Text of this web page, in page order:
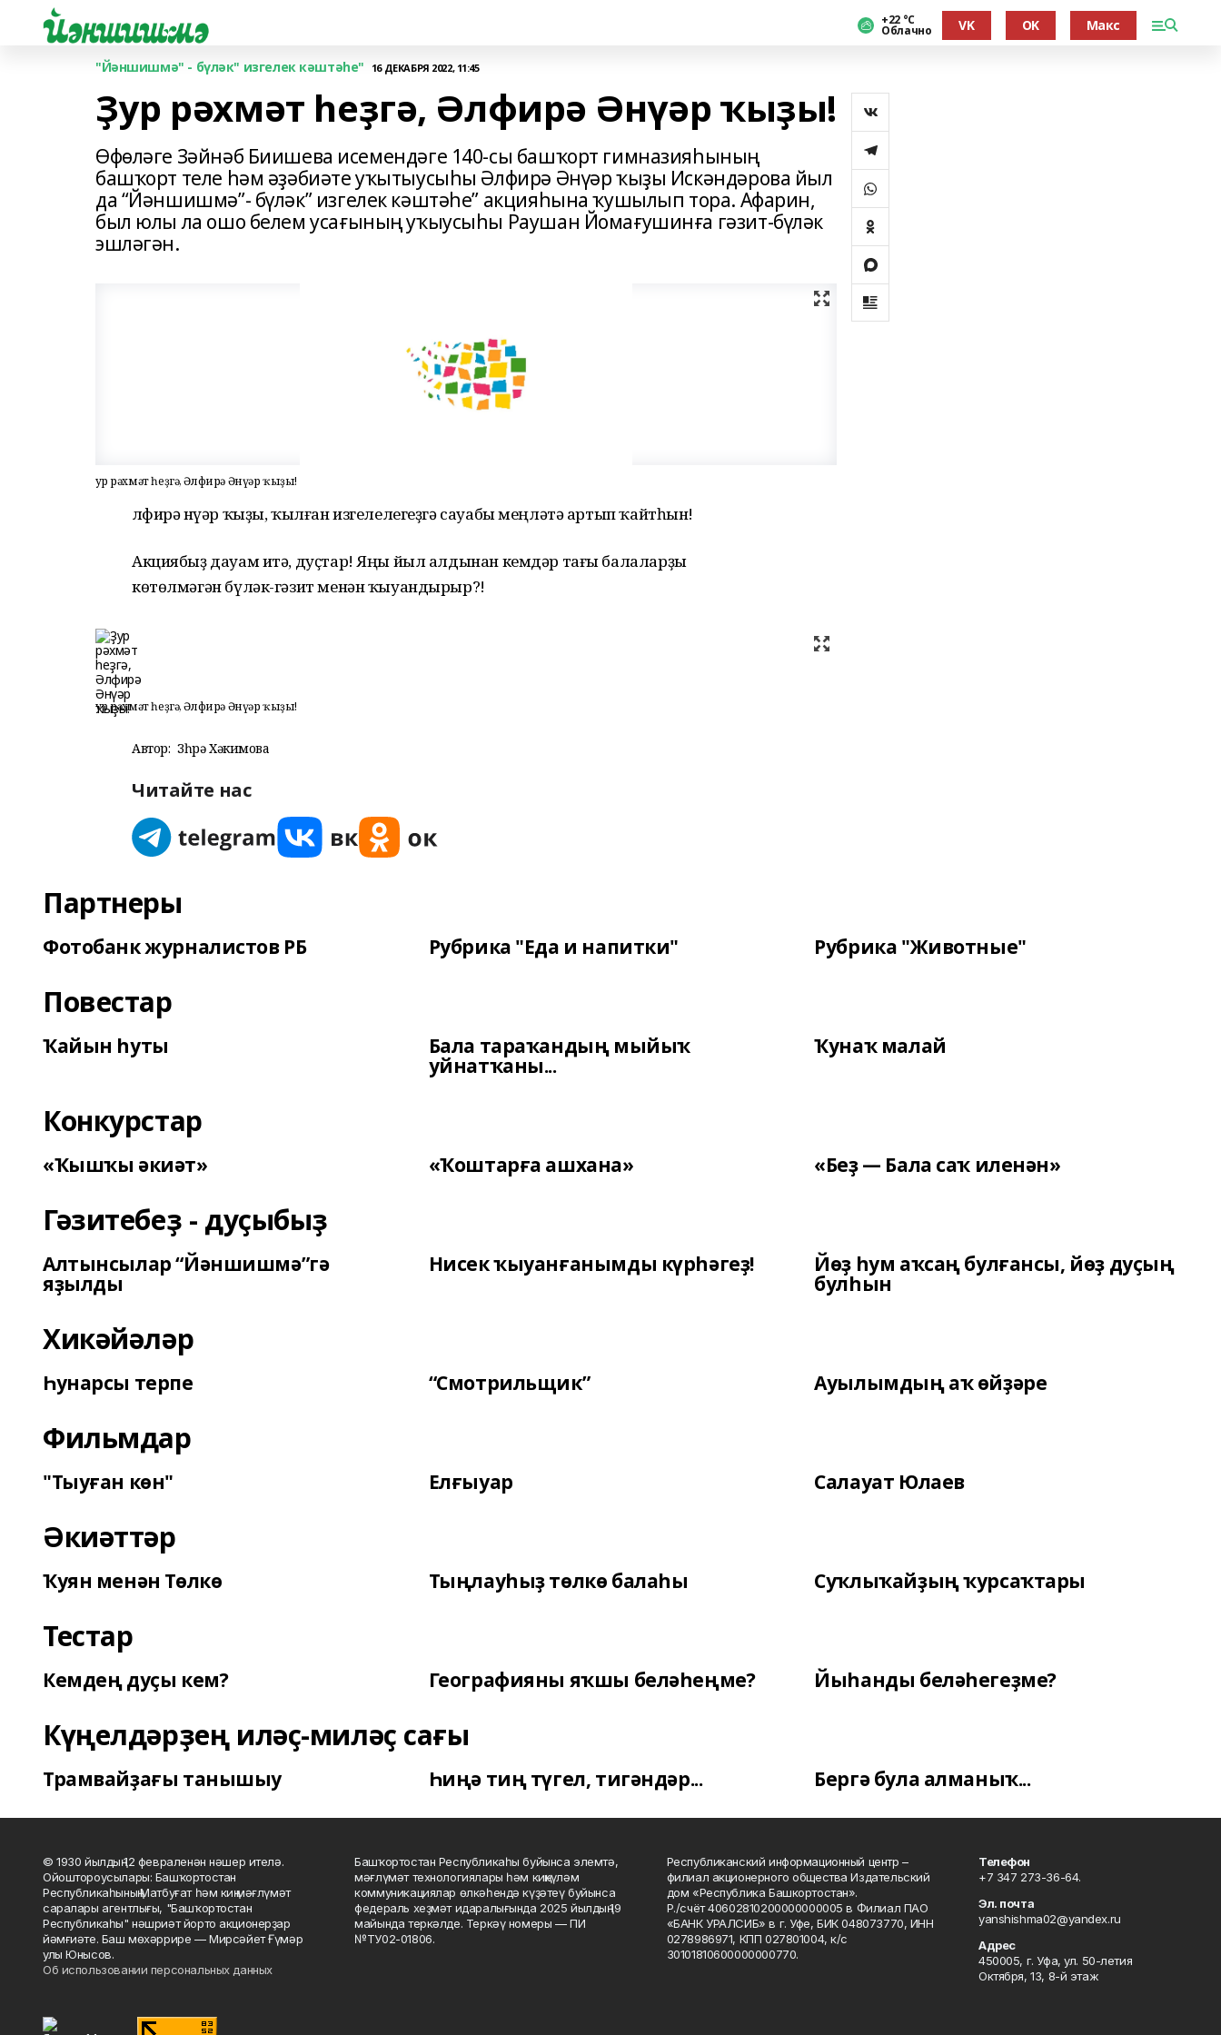
+22 °С
Облачно VK OK Макс
"Йәншишмә" - бүләк" изгелек кәштәһе" 16 ДЕКАБРЯ 2022, 11:45
Ҙур рәхмәт һеҙгә, Әлфирә Әнүәр ҡыҙы!
Өфөләге Зәйнәб Биишева исемендәге 140-сы башҡорт гимназияһының
башҡорт теле һәм әҙәбиәте уҡытыусыһы Әлфирә Әнүәр ҡыҙы Искәндәрова йыл
да “Йәншишмә”- бүләк” изгелек кәштәһе” акцияһына ҡушылып тора. Афарин,
был юлы ла ошо белем усағының уҡыусыһы Раушан Йомағушинға гәзит-бүләк
эшләгән.
Ҙур рәхмәт һеҙгә, Әлфирә Әнүәр ҡыҙы!
Әлфирә Әнүәр ҡыҙы, ҡылған изгелелегеҙгә сауабы меңләтә артып ҡайтһын!
Акциябыҙ дауам итә, дуҫтар! Яңы йыл алдынан кемдәр тағы балаларҙы
көтөлмәгән бүләк-гәзит менән ҡыуандырыр?!
Ҙур рәхмәт һеҙгә, Әлфирә Әнүәр ҡыҙы!
Автор: Зөһрә Хәкимова
Читайте нас
Партнеры
Фотобанк журналистов РБ Рубрика "Еда и напитки" Рубрика "Животные"
Повестар
Ҡайын һуты Бала тараҡандың мыйыҡ
уйнатҡаны...
Ҡунаҡ малай
Конкурстар
«Ҡышҡы әкиәт» «Ҡоштарға ашхана» «Беҙ — Бала саҡ иленән»
Гәзитебеҙ - дуҫыбыҙ
Алтынсылар “Йәншишмә”гә
яҙылды
Нисек ҡыуанғанымды күрһәгеҙ! Йөҙ һум аҡсаң булғансы, йөҙ дуҫың
булһын
Хикәйәләр
Һунарсы терпе “Смотрильщик” Ауылымдың аҡ өйҙәре
Фильмдар
"Тыуған көн" Елғыуар Салауат Юлаев
Әкиәттәр
Ҡуян менән Төлкө Тыңлауһыҙ төлкө балаһы Суҡлыҡайҙың ҡурсаҡтары
Тестар
Кемдең дуҫы кем? Географияны яҡшы беләһеңме? Йыһанды беләһегеҙме?
Күңелдәрҙең иләҫ-миләҫ сағы
Трамвайҙағы танышыу Һиңә тиң түгел, тигәндәр... Бергә була алманыҡ...
© 1930 йылдың 12 февраленән нәшер ителә.
Ойоштороусылары: Башҡортостан
Республикаһының Матбуғат һәм киң мәғлүмәт
саралары агентлығы, "Башҡортостан
Республикаһы" нәшриәт йорто акционерҙар
йәмғиәте. Баш мөхәррире — Мирсәйет Ғүмәр
улы Юнысов.
Об использовании персональных данных
Башҡортостан Республикаһы буйынса элемтә,
мәғлүмәт технологиялары һәм киңкүләм
коммуникациялар өлкәһендә күҙәтеү буйынса
федераль хеҙмәт идаралығында 2025 йылдың 19
майында теркәлде. Теркәү номеры — ПИ
№ТУ02-01806.
Республиканский информационный центр –
филиал акционерного общества Издательский
дом «Республика Башкортостан».
Р./счёт 40602810200000000005 в Филиал ПАО
«БАНК УРАЛСИБ» в г. Уфе, БИК 048073770, ИНН
0278986971, КПП 027801004, к/с
30101810600000000770.
Телефон
+7 347 273-36-64.
Эл. почта
yanshishma02@yandex.ru
Адрес
450005, г. Уфа, ул. 50-летия
Октября, 13, 8-й этаж